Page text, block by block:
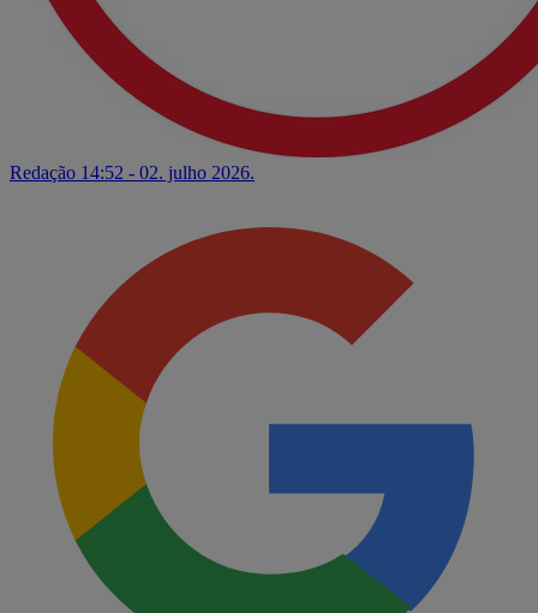
Redação 14:52 - 02. julho 2026.